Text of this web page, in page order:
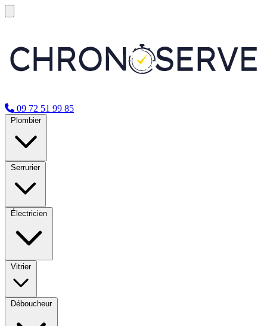
09 72 51 99 85
Plombier
Serrurier
Électricien
Vitrier
Déboucheur